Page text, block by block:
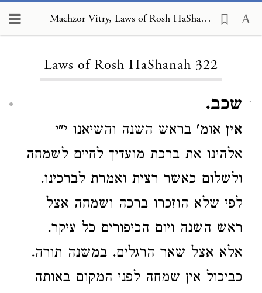
Machzor Vitry, Laws of Rosh HaShanah 322
Laws of Rosh HaShanah 322
1 שכב.
אין אומ' בראש השנה והשיאנו י"י
אלהינו את ברכת מועדיך לחיים לשמחה
ולשלום כאשר רצית ואמרת לברכינו.
לפי שלא הוזכרו ברכה ושמחה אצל
ראש השנה ויום הכיפורים כל עיקר.
אלא אצל שאר הרגלים. במשנה תורה.
כביכול אין שמחה לפני המקום באותה